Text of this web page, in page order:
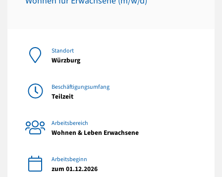
Standort
Würzburg
Beschäftigungsumfang
Teilzeit
Arbeitsbereich
Wohnen & Leben Erwachsene
Arbeitsbeginn
zum 01.12.2026